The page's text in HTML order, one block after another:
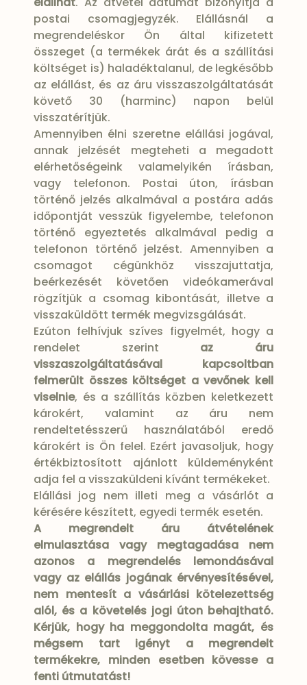
postai csomagjegyzék. Elállásnál a
megrendeléskor Ön által kifizetett
összeget (a termékek árát és a szállítási
költséget is) haladéktalanul, de legkésőbb
az elállást, és az áru visszaszolgáltatását
követő 30 (harminc) napon belül
visszatérítjük.
Amennyiben élni szeretne elállási jogával,
annak jelzését megteheti a megadott
elérhetőségeink valamelyikén írásban,
vagy telefonon. Postai úton, írásban
történő jelzés alkalmával a postára adás
időpontját vesszük figyelembe, telefonon
történő egyeztetés alkalmával pedig a
telefonon történő jelzést. Amennyiben a
csomagot cégünkhöz visszajuttatja,
beérkezését követően videókamerával
rögzítjük a csomag kibontását, illetve a
visszaküldött termék megvizsgálását.
Ezúton felhívjuk szíves figyelmét, hogy a
rendelet szerint az áru
visszaszolgáltatásával kapcsoltban
felmerült összes költséget a vevőnek kell
viselnie, és a szállítás közben keletkezett
károkért, valamint az áru nem
rendeltetésszerű használatából eredő
károkért is Ön felel. Ezért javasoljuk, hogy
értékbiztosított ajánlott küldeményként
adja fel a visszaküldeni kívánt termékeket.
Elállási jog nem illeti meg a vásárlót a
kérésére készített, egyedi termék esetén.
A megrendelt áru átvételének
elmulasztása vagy megtagadása nem
azonos a megrendelés lemondásával
vagy az elállás jogának érvényesítésével,
nem mentesít a vásárlási kötelezettség
alól, és a követelés jogi úton behajtható.
Kérjük, hogy ha meggondolta magát, és
mégsem tart igényt a megrendelt
termékekre, minden esetben kövesse a
fenti útmutatást!